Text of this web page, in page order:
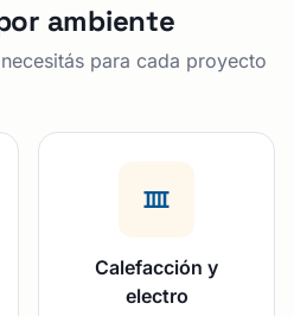
ambiente
para cada proyecto
Calefacción y
electro